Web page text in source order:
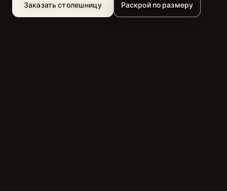
Заказать столешницу Раскрой по размеру